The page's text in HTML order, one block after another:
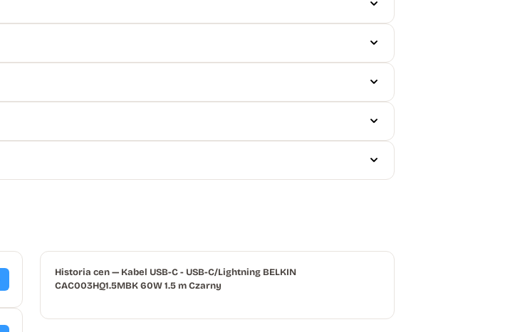
Historia cen — Kabel USB-C - USB-C/Lightning BELKIN
CAC003HQ1.5MBK 60W 1.5 m Czarny